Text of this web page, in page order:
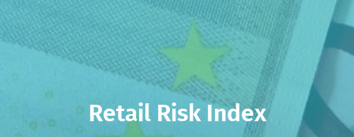
Retail Risk Index